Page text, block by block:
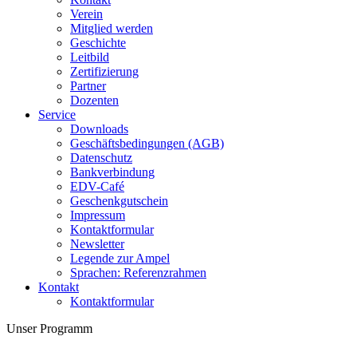
Verein
Mitglied werden
Geschichte
Leitbild
Zertifizierung
Partner
Dozenten
Service
Downloads
Geschäftsbedingungen (AGB)
Datenschutz
Bankverbindung
EDV-Café
Geschenkgutschein
Impressum
Kontaktformular
Newsletter
Legende zur Ampel
Sprachen: Referenzrahmen
Kontakt
Kontaktformular
Unser Programm